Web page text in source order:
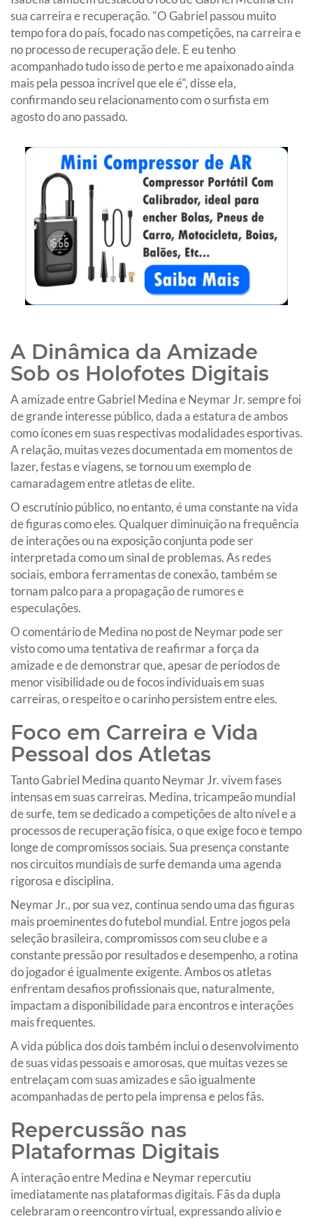
sua carreira e recuperação. "O Gabriel passou muito
tempo fora do país, focado nas competições, na carreira e
no processo de recuperação dele. E eu tenho
acompanhado tudo isso de perto e me apaixonado ainda
mais pela pessoa incrível que ele é", disse ela,
confirmando seu relacionamento com o surfista em
agosto do ano passado.
A Dinâmica da Amizade
Sob os Holofotes Digitais
A amizade entre Gabriel Medina e Neymar Jr. sempre foi
de grande interesse público, dada a estatura de ambos
como ícones em suas respectivas modalidades esportivas.
A relação, muitas vezes documentada em momentos de
lazer, festas e viagens, se tornou um exemplo de
camaradagem entre atletas de elite.
O escrutínio público, no entanto, é uma constante na vida
de figuras como eles. Qualquer diminuição na frequência
de interações ou na exposição conjunta pode ser
interpretada como um sinal de problemas. As redes
sociais, embora ferramentas de conexão, também se
tornam palco para a propagação de rumores e
especulações.
O comentário de Medina no post de Neymar pode ser
visto como uma tentativa de reafirmar a força da
amizade e de demonstrar que, apesar de períodos de
menor visibilidade ou de focos individuais em suas
carreiras, o respeito e o carinho persistem entre eles.
Foco em Carreira e Vida
Pessoal dos Atletas
Tanto Gabriel Medina quanto Neymar Jr. vivem fases
intensas em suas carreiras. Medina, tricampeão mundial
de surfe, tem se dedicado a competições de alto nível e a
processos de recuperação física, o que exige foco e tempo
longe de compromissos sociais. Sua presença constante
nos circuitos mundiais de surfe demanda uma agenda
rigorosa e disciplina.
Neymar Jr., por sua vez, continua sendo uma das figuras
mais proeminentes do futebol mundial. Entre jogos pela
seleção brasileira, compromissos com seu clube e a
constante pressão por resultados e desempenho, a rotina
do jogador é igualmente exigente. Ambos os atletas
enfrentam desafios profissionais que, naturalmente,
impactam a disponibilidade para encontros e interações
mais frequentes.
A vida pública dos dois também inclui o desenvolvimento
de suas vidas pessoais e amorosas, que muitas vezes se
entrelaçam com suas amizades e são igualmente
acompanhadas de perto pela imprensa e pelos fãs.
Repercussão nas
Plataformas Digitais
A interação entre Medina e Neymar repercutiu
imediatamente nas plataformas digitais. Fãs da dupla
celebraram o reencontro virtual, expressando alívio e